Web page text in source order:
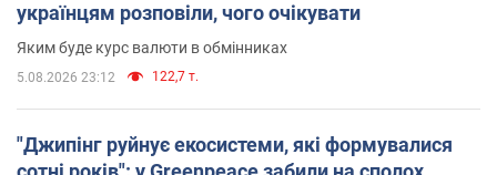
українцям розповіли, чого очікувати
Яким буде курс валюти в обмінниках
5.08.2026 23:12 122,7 т.
"Джипінг руйнує екосистеми, які формувалися